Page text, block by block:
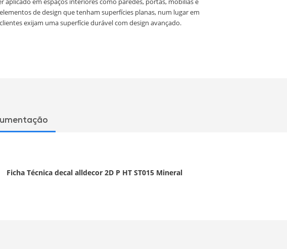
de design que tenham superfícies planas, num lugar em
exijam uma superfície durável com design avançado.
Ficha Técnica decal alldecor 2D P HT ST015 Mineral